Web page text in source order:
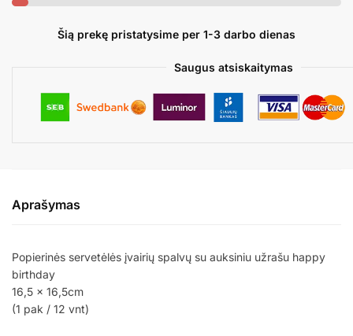
HAPPY
BIRTHDAYŠią prekę pristatysime per 1-3 darbo dienas
Saugus atsiskaitymas
Aprašymas
Popierinės servetėlės įvairių spalvų su auksiniu užrašu happy
birthday
16,5 x 16,5cm
(1 pak / 12 vnt)